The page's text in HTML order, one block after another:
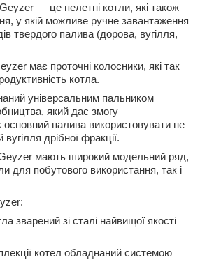
— це пелетні котли, які також
у якій можливе ручне завантаження
твердого палива (дорова, вугілля,
має проточні колосники, які так
котла.
універсальним пальником
який дає змогу
основний палива використовувати не
дрібної фракції.
Geyzer мають широкий модельний ряд,
для побутового використання, так і
зварений зі сталі найвищої якості
котел обладнаний системою